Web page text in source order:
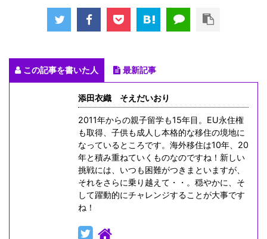
この記事を書いた人 最新記事
添田衣織 そえだいおり
2011年からの親子留学も15年目。EU永住権
も取得、子供も成人し本格的な移住の境地に
なっているところです。海外移住は10年、20
年と積み重ねていくものなのですね！新しい
挑戦には、いつも困難がつきまといますが、
それをさらに乗り越えて・・。穏やかに、そ
して躍動的にチャレンジすることが大事です
ね！